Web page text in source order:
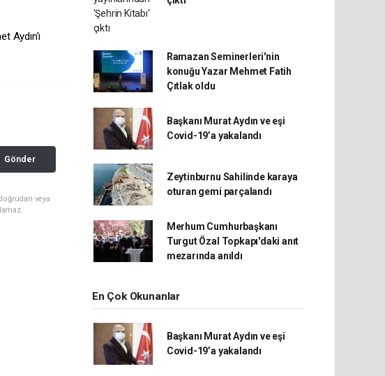
Aydın'ı
Gönder
veya
Ramazan Seminerleri'nin
konuğu Yazar Mehmet Fatih
Çıtlak oldu
Başkanı Murat Aydın ve eşi
Covid-19’a yakalandı
Zeytinburnu Sahilinde karaya
oturan gemi parçalandı
Merhum Cumhurbaşkanı
Turgut Özal Topkapı'daki anıt
mezarında anıldı
En Çok Okunanlar
Başkanı Murat Aydın ve eşi
Covid-19’a yakalandı